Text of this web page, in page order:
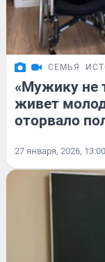
СЕМЬЯ
«Мужику не
живет
оторвало
27 января, 2026, 13:00